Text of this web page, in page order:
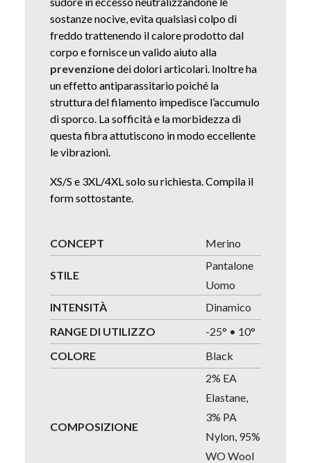
sostanze nocive, evita qualsiasi colpo di
freddo trattenendo il calore prodotto dal
corpo e fornisce un valido aiuto alla
prevenzionedei dolori articolari. Inoltre ha
un effetto antiparassitario poiché la
struttura del filamento impedisce l’accumulo
di sporco. La sofficità e la morbidezza di
questa fibra attutiscono in modo eccellente
le vibrazioni.
XS/S e 3XL/4XL solo su richiesta. Compila il
form sottostante.
CONCEPT Merino
STILE
Pantalone
Uomo
INTENSITÀ
Dinamico
RANGE DI UTILIZZO
-25° • 10°
COLORE
Black
COMPOSIZIONE
2% EA
Elastane,
3% PA
Nylon, 95%
WO Wool